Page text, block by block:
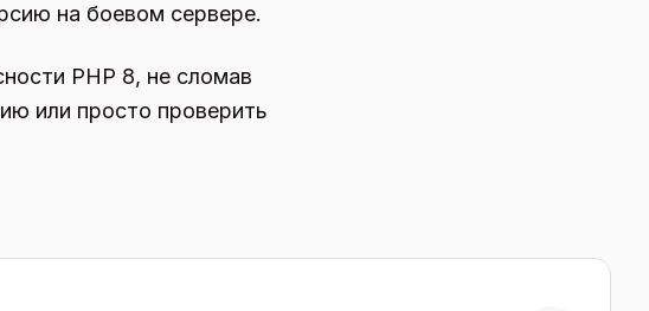
на боевом сервере.
PHP 8, не сломав
или просто проверить